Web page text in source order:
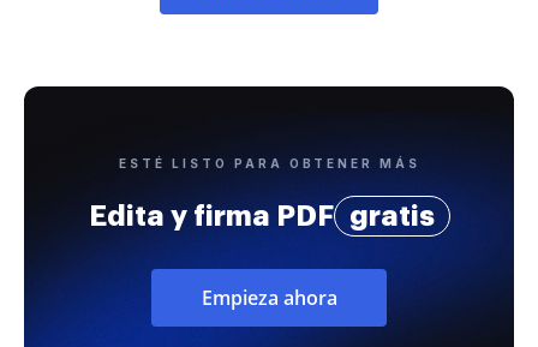
ESTÉ LISTO PARA OBTENER MÁS
Edita y firma PDF gratis
Empieza ahora